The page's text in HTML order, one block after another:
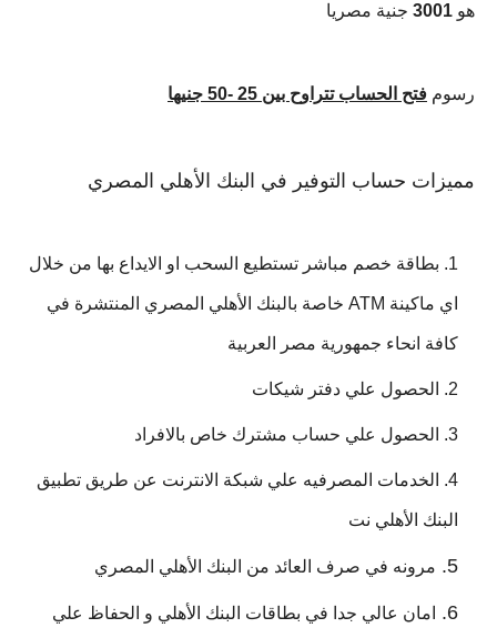
هو 3001 جنية مصريا
رسوم فتح الحساب تتراوح بين 25 -50 جنيها
مميزات حساب التوفير في البنك الأهلي المصري
بطاقة خصم مباشر تستطيع السحب او الايداع بها من خلال
اي ماكينة ATM خاصة بالبنك الأهلي المصري المنتشرة في
كافة انحاء جمهورية مصر العربية
الحصول علي دفتر شيكات
الحصول علي حساب مشترك خاص بالافراد
الخدمات المصرفيه علي شبكة الانترنت عن طريق تطبيق
البنك الأهلي نت
مرونه في صرف العائد من البنك الأهلي المصري
امان عالي جدا في بطاقات البنك الأهلي و الحفاظ علي